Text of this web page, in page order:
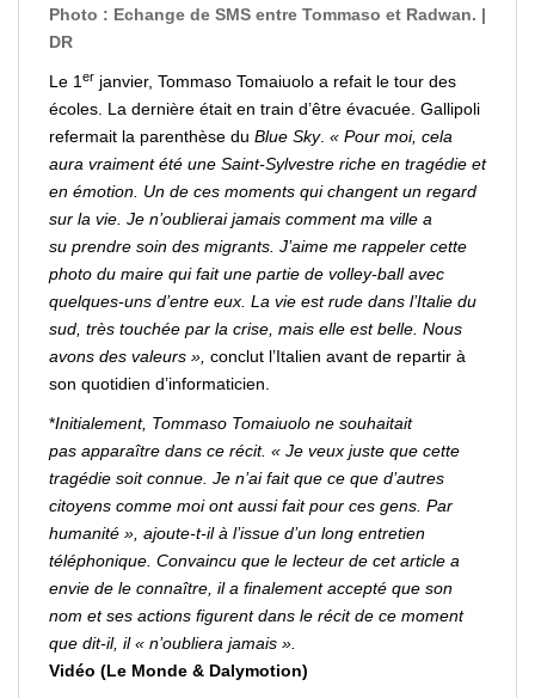
Photo : Echange de SMS entre Tommaso et Radwan. |
DR
Le 1 er janvier, Tommaso Tomaiuolo a refait le tour des
écoles. La dernière était en train d’être évacuée. Gallipoli
refermait la parenthèse du Blue Sky. « Pour moi, cela
aura vraiment été une Saint-Sylvestre riche en tragédie et
en émotion. Un de ces moments qui changent un regard
sur la vie. Je n’oublierai jamais comment ma ville a
su prendre soin des migrants. J’aime me rappeler cette
photo du maire qui fait une partie de volley-ball avec
quelques-uns d’entre eux. La vie est rude dans l’Italie du
sud, très touchée par la crise, mais elle est belle. Nous
avons des valeurs », conclut l’Italien avant de repartir à
son quotidien d’informaticien.
*Initialement, Tommaso Tomaiuolo ne souhaitait
pas apparaître dans ce récit. « Je veux juste que cette
tragédie soit connue. Je n’ai fait que ce que d’autres
citoyens comme moi ont aussi fait pour ces gens. Par
humanité », ajoute-t-il à l’issue d’un long entretien
téléphonique. Convaincu que le lecteur de cet article a
envie de le connaître , il a finalement accepté que son
nom et ses actions figurent dans le récit de ce moment
que dit-il, il « n’oubliera jamais ».
Vidéo (Le Monde & Dalymotion)